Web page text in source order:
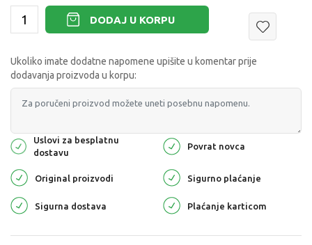
DODAJ U KORPU
Ukoliko imate dodatne napomene upišite u komentar prije
dodavanja proizvoda u korpu:
Uslovi za besplatnu
dostavu
Povrat novca
Original proizvodi Sigurno plaćanje
Sigurna dostava Plaćanje karticom